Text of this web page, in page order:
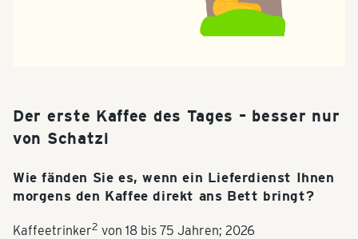
Der erste Kaffee des Tages – besser nur
von Schatzi
Wie fänden Sie es, wenn ein Lieferdienst Ihnen
morgens den Kaffee direkt ans Bett bringt?
Kaffeetrinker2 von 18 bis 75 Jahren; 2026